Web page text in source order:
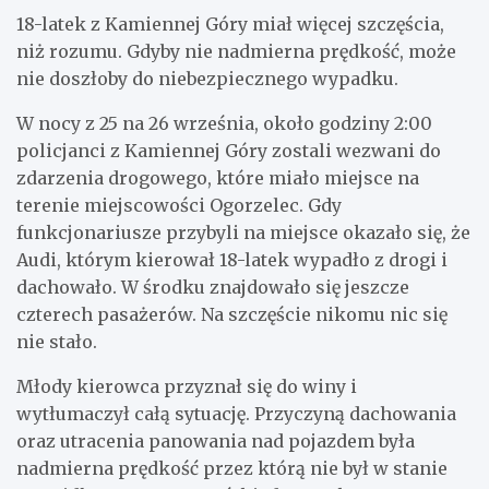
18-latek z Kamiennej Góry miał więcej szczęścia,
niż rozumu. Gdyby nie nadmierna prędkość, może
nie doszłoby do niebezpiecznego wypadku.
W nocy z 25 na 26 września, około godziny 2:00
policjanci z Kamiennej Góry zostali wezwani do
zdarzenia drogowego, które miało miejsce na
terenie miejscowości Ogorzelec. Gdy
funkcjonariusze przybyli na miejsce okazało się, że
Audi, którym kierował 18-latek wypadło z drogi i
dachowało. W środku znajdowało się jeszcze
czterech pasażerów. Na szczęście nikomu nic się
nie stało.
Młody kierowca przyznał się do winy i
wytłumaczył całą sytuację. Przyczyną dachowania
oraz utracenia panowania nad pojazdem była
nadmierna prędkość przez którą nie był w stanie